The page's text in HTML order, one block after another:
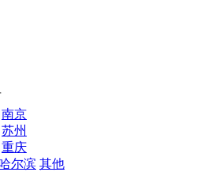
南京
苏州
重庆
哈尔滨 其他